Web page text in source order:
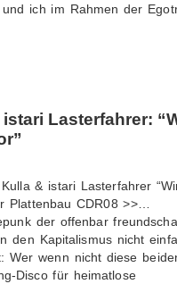
ich im Rahmen der
Lasterfahrer:
& istari Lasterfahrer
Plattenbau CDR08 >>…
der offenbar
den Kapitalismus nicht
Wer wenn nicht diese
Disco für heimatlose